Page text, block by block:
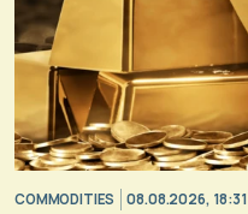
COMMODITIES 08.08.2026, 18:31